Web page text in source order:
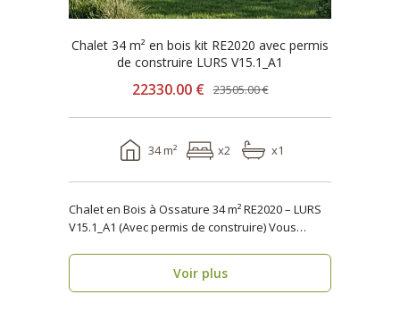
Chalet 34 m² en bois kit RE2020 avec permis
de construire LURS V15.1_A1
22330.00 € 23505.00 €
34 m² x2 x1
Chalet en Bois à Ossature 34 m² RE2020 – LURS
V15.1_A1 (Avec permis de construire) Vous
Voir plus